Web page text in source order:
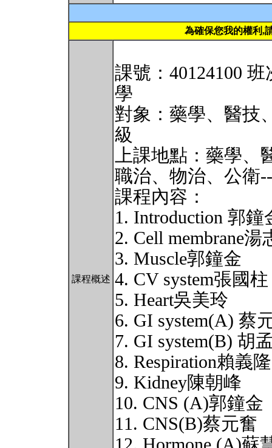
為確保您我的權利,
課程概述
課號：40124100
學
對象：藥學、醫技
級
上課地點：藥學、
職治、物治、公衛
課程內容：
1. Introduction 郭鐘
2. Cell membrane湯
3. Muscle郭鐘金
4. CV system張國柱
5. Heart吳美玲
6. GI system(A) 蔡
7. GI system(B) 胡
8. Respiration賴義隆
9. Kidney陳朝峰
10. CNS (A)郭鐘金
11. CNS(B)蔡元奮